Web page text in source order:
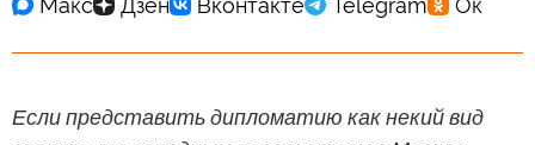
Если представить дипломатию как некий вид